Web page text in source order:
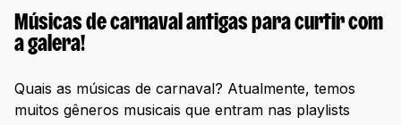
Músicas de carnaval antigas para curtir com
a galera!
Quais as músicas de carnaval? Atualmente, temos
muitos gêneros musicais que entram nas playlists